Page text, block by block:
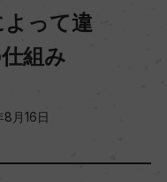
って違
組み
月16日